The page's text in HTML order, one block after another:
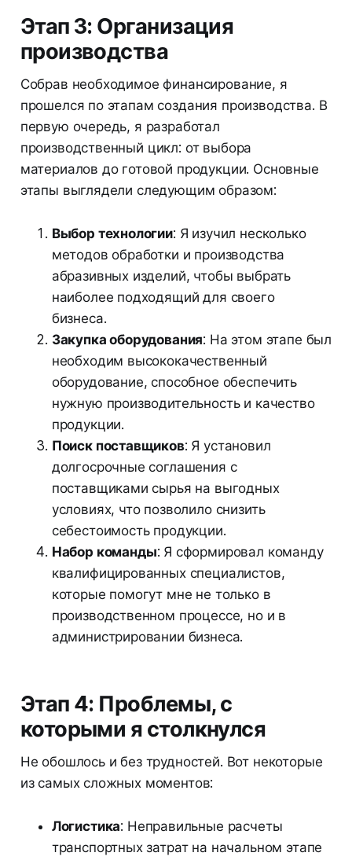
Этап 3: Организация
производства
Собрав необходимое финансирование, я
прошелся по этапам создания производства. В
первую очередь, я разработал
производственный цикл: от выбора
материалов до готовой продукции. Основные
этапы выглядели следующим образом:
Выбор технологии: Я изучил несколько
методов обработки и производства
абразивных изделий, чтобы выбрать
наиболее подходящий для своего
бизнеса.
Закупка оборудования: На этом этапе был
необходим высококачественный
оборудование, способное обеспечить
нужную производительность и качество
продукции.
Поиск поставщиков: Я установил
долгосрочные соглашения с
поставщиками сырья на выгодных
условиях, что позволило снизить
себестоимость продукции.
Набор команды: Я сформировал команду
квалифицированных специалистов,
которые помогут мне не только в
производственном процессе, но и в
администрировании бизнеса.
Этап 4: Проблемы, с
которыми я столкнулся
Не обошлось и без трудностей. Вот некоторые
из самых сложных моментов:
Логистика: Неправильные расчеты
транспортных затрат на начальном этапе